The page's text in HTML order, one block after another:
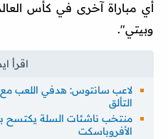
أي مباراة آخرى في كأس
وبيتي".
لاعب سانتوس: هدفي اللعب
التألق
منتخب ناشئات السلة يكتسح
الأفروباسكت